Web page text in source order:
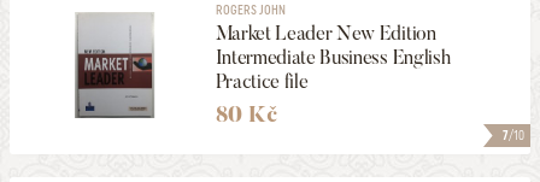
7/10
ROGERS JOHN
Market Leader New Edition
Intermediate Business English
Practice file
80 Kč